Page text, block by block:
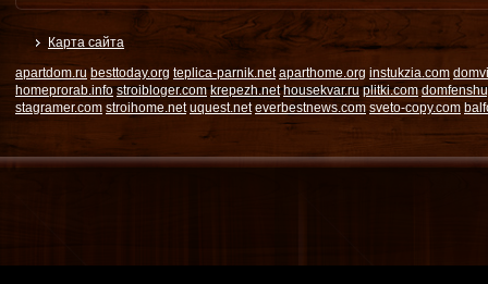
Карта сайта
apartdom.ru besttoday.org teplica-parnik.net aparthome.org instukzia.com
homeprorab.info stroibloger.com krepezh.net housekvar.ru plitki.com
stagramer.com stroihome.net uquest.net everbestnews.com sveto-copy.com